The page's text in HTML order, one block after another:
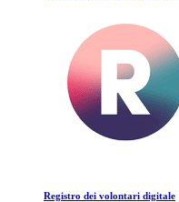
Registro dei volontari digitale